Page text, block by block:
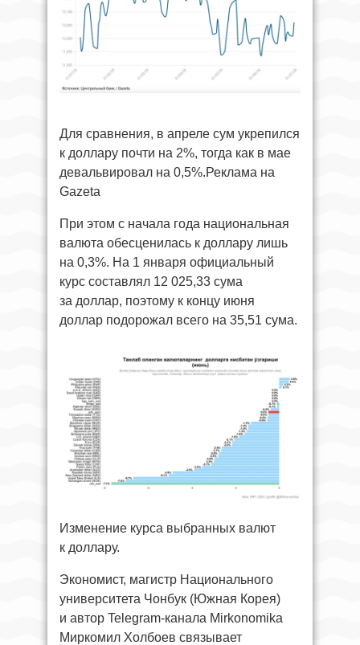
Для сравнения, в апреле сум укрепился
к доллару почти на 2%, тогда как в мае
девальвировал на 0,5%.Реклама на
Gazeta
При этом с начала года национальная
валюта обесценилась к доллару лишь
на 0,3%. На 1 января официальный
курс составлял 12 025,33 сума
за доллар, поэтому к концу июня
доллар подорожал всего на 35,51 сума.
Изменение курса выбранных валют
к доллару.
Экономист, магистр Национального
университета Чонбук (Южная Корея)
и автор Telegram-канала Mirkonomika
Миркомил Холбоев связывает